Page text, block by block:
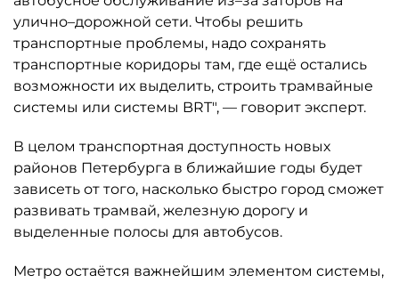
улично–дорожной сети. Чтобы решить
транспортные проблемы, надо сохранять
транспортные коридоры там, где ещё остались
возможности их выделить, строить трамвайные
системы или системы BRT", — говорит эксперт.
В целом транспортная доступность новых
районов Петербурга в ближайшие годы будет
зависеть от того, насколько быстро город сможет
развивать трамвай, железную дорогу и
выделенные полосы для автобусов.
Метро остаётся важнейшим элементом системы,